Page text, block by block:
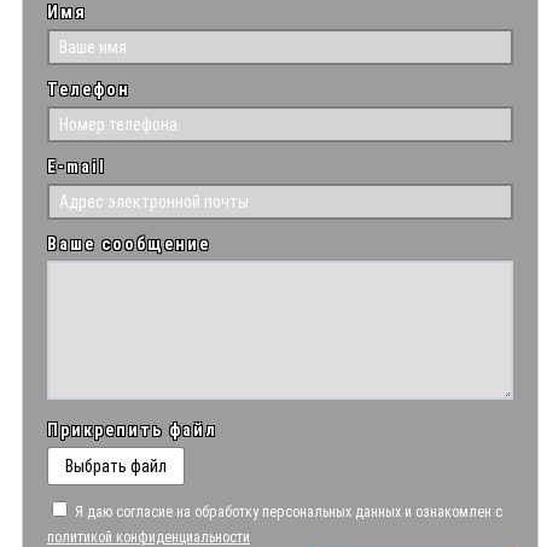
Имя
Телефон
E-mail
Ваше сообщение
Прикрепить файл
Выбрать файл
Я даю согласие на обработку персональных данных и ознакомлен с
политикой конфиденциальности